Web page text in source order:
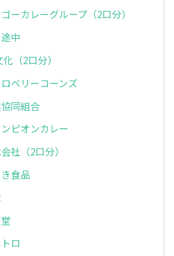
ーカレーグループ（2口分）
中
（2口分）
ベリーコーンズ
同組合
ピオンカレー
社（2口分）
食品
ロ